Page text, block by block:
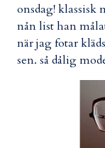
onsdag! klassisk
nån list han
när jag fotar
sen. så dålig